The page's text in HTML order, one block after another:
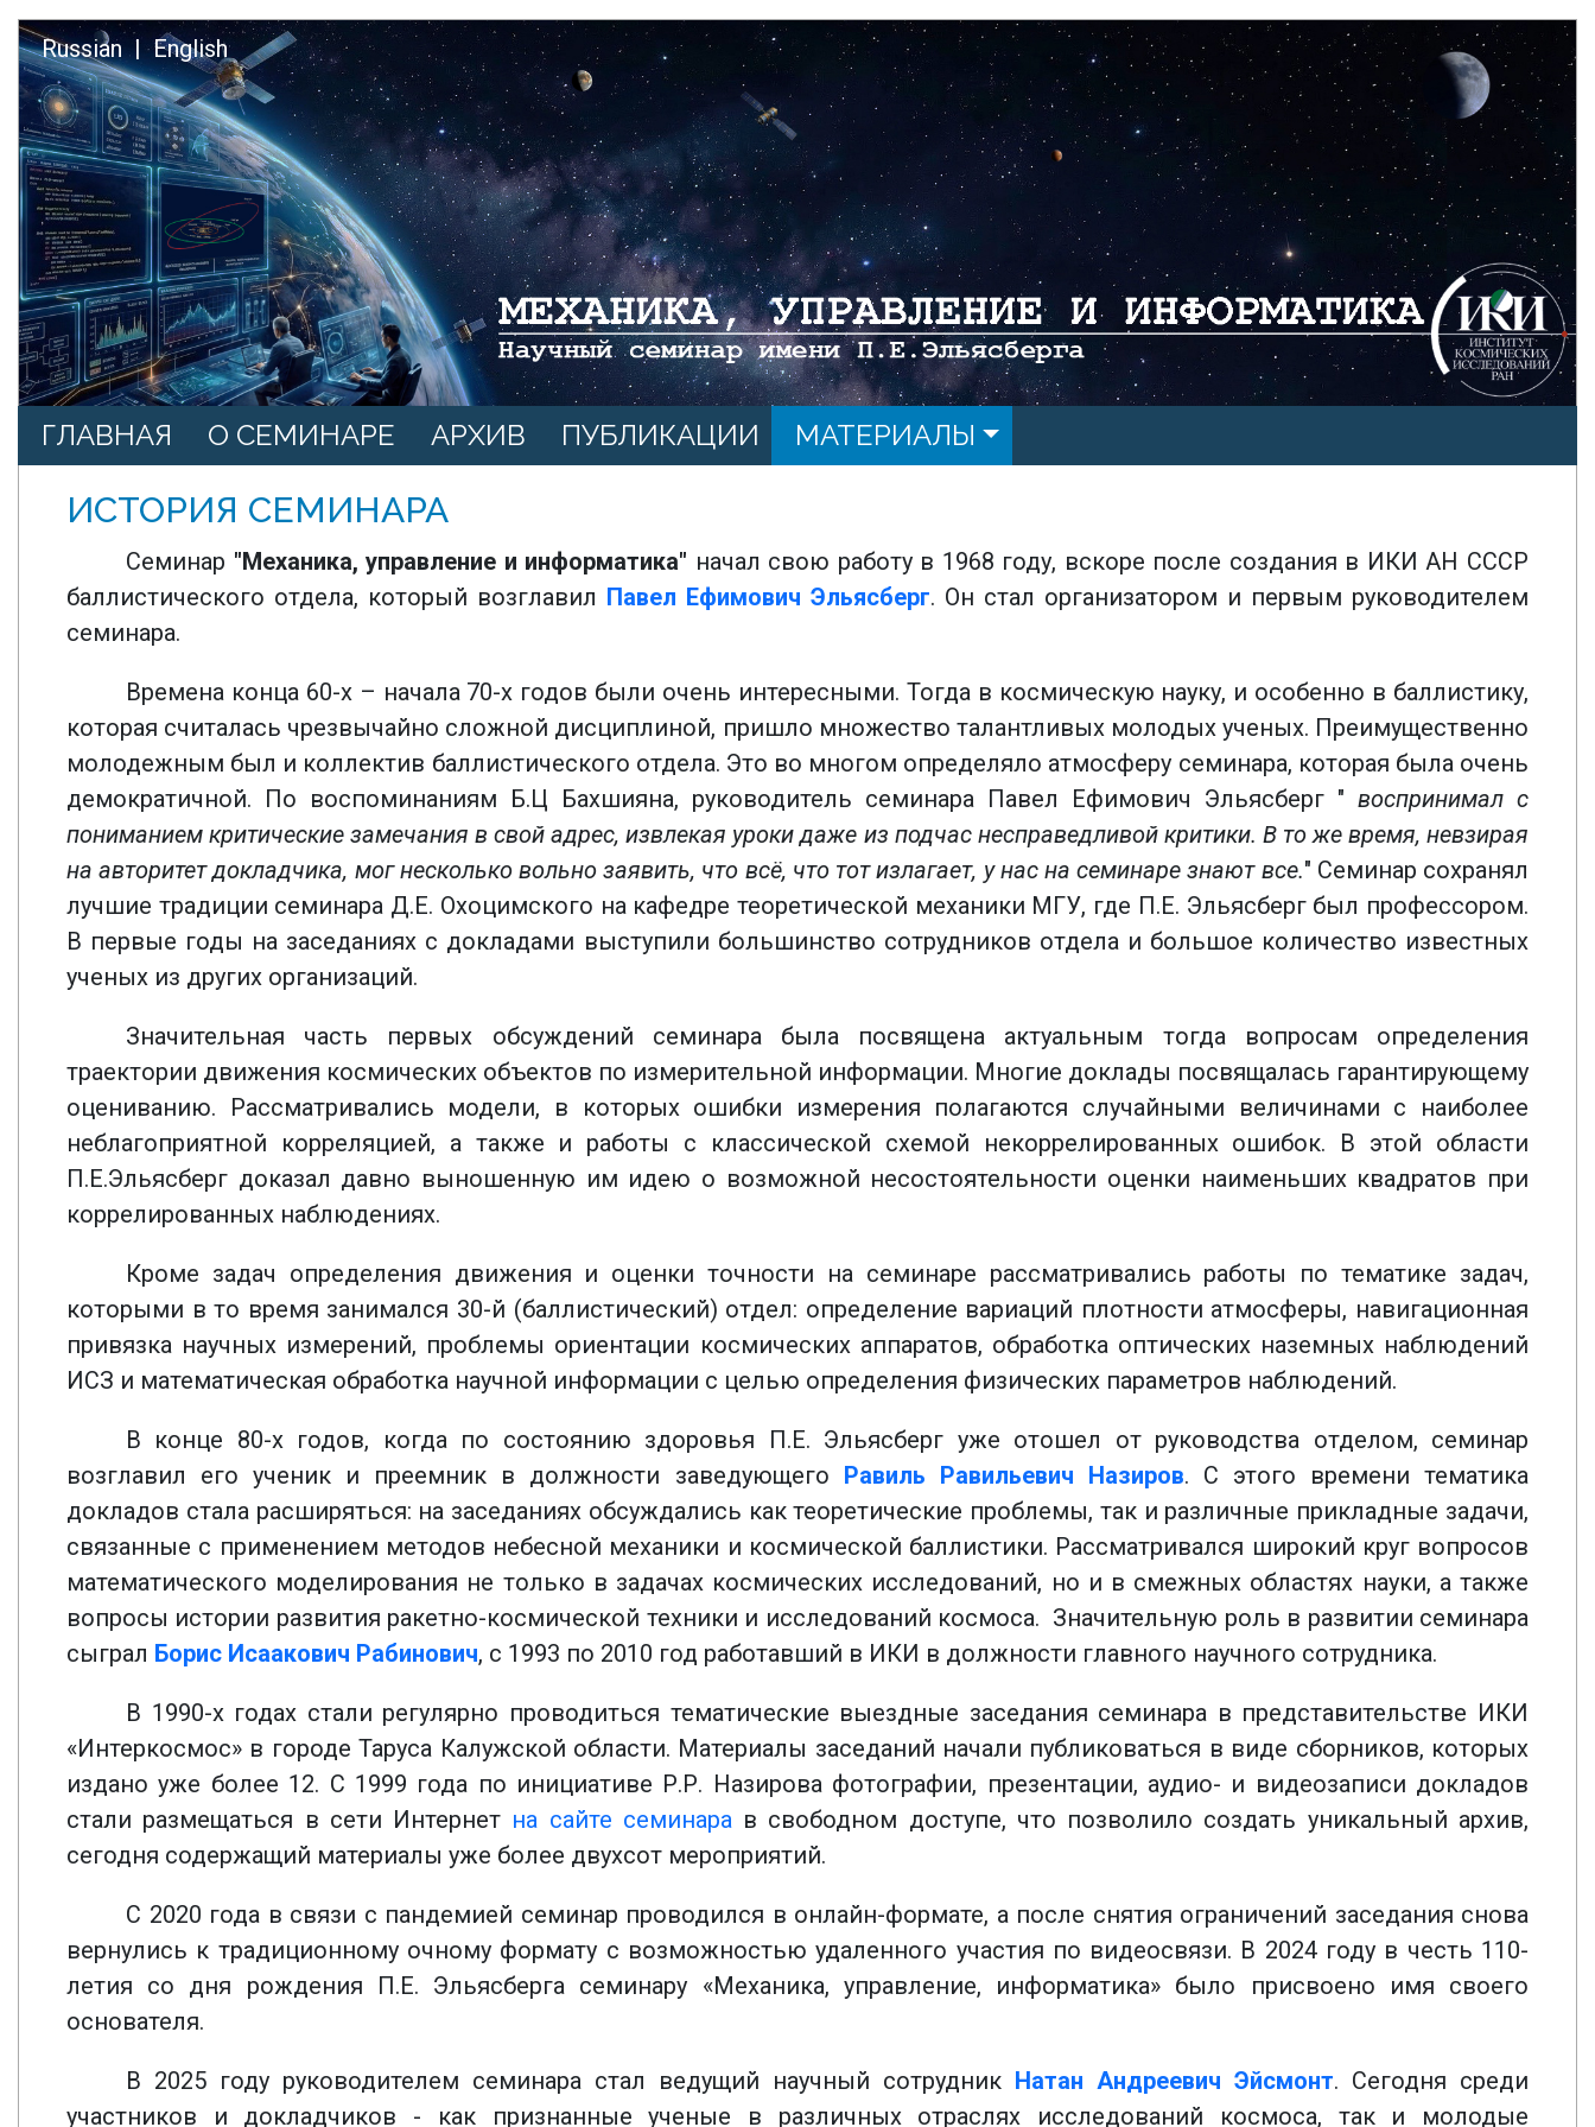
Перейти к основному содержанию
Russian English
Основная навигация
ГЛАВНАЯ О СЕМИНАРЕ АРХИВ ПУБЛИКАЦИИ МАТЕРИАЛЫ
ИСТОРИЯ СЕМИНАРА
Семинар "Механика, управление и информатика" начал свою работу в 1968 году, вскоре после создания в ИКИ АН СССР
баллистического отдела, который возглавил Павел Ефимович Эльясберг. Он стал организатором и первым руководителем
семинара.
Времена конца 60-х – начала 70-х годов были очень интересными. Тогда в космическую науку, и особенно в баллистику,
которая считалась чрезвычайно сложной дисциплиной, пришло множество талантливых молодых ученых. Преимущественно
молодежным был и коллектив баллистического отдела. Это во многом определяло атмосферу семинара, которая была очень
демократичной. По воспоминаниям Б.Ц Бахшияна, руководитель семинара Павел Ефимович Эльясберг " воспринимал с
пониманием критические замечания в свой адрес, извлекая уроки даже из подчас несправедливой критики. В то же время, невзирая
на авторитет докладчика, мог несколько вольно заявить, что всё, что тот излагает, у нас на семинаре знают все." Семинар сохранял
лучшие традиции семинара Д.Е. Охоцимского на кафедре теоретической механики МГУ, где П.Е. Эльясберг был профессором.
В первые годы на заседаниях с докладами выступили большинство сотрудников отдела и большое количество известных
ученых из других организаций.
Значительная часть первых обсуждений семинара была посвящена актуальным тогда вопросам определения
траектории движения космических объектов по измерительной информации. Многие доклады посвящалась гарантирующему
оцениванию. Рассматривались модели, в которых ошибки измерения полагаются случайными величинами с наиболее
неблагоприятной корреляцией, а также и работы с классической схемой некоррелированных ошибок. В этой области
П.Е.Эльясберг доказал давно выношенную им идею о возможной несостоятельности оценки наименьших квадратов при
коррелированных наблюдениях.
Кроме задач определения движения и оценки точности на семинаре рассматривались работы по тематике задач,
которыми в то время занимался 30-й (баллистический) отдел: определение вариаций плотности атмосферы, навигационная
привязка научных измерений, проблемы ориентации космических аппаратов, обработка оптических наземных наблюдений
ИСЗ и математическая обработка научной информации с целью определения физических параметров наблюдений.
В конце 80-х годов, когда по состоянию здоровья П.Е. Эльясберг уже отошел от руководства отделом, семинар
возглавил его ученик и преемник в должности заведующего
Равиль Равильевич Назиров. С этого времени тематика
докладов стала расширяться: на заседаниях обсуждались как теоретические проблемы, так и различные прикладные задачи,
связанные с применением методов небесной механики и космической баллистики. Рассматривался широкий круг вопросов
математического моделирования не только в задачах космических исследований, но и в смежных областях науки, а также
вопросы истории развития ракетно-космической техники и исследований космоса. Значительную роль в развитии семинара
сыграл Борис Исаакович Рабинович, с 1993 по 2010 год работавший в ИКИ в должности главного научного сотрудника.
В 1990-х годах стали регулярно проводиться тематические выездные заседания семинара в представительстве ИКИ
«Интеркосмос» в городе Таруса Калужской области. Материалы заседаний начали публиковаться в виде сборников, которых
издано уже более 12. С 1999 года по инициативе Р.Р. Назирова фотографии, презентации, аудио- и видеозаписи докладов
стали размещаться в сети Интернет на сайте семинарав свободном доступе, что позволило создать уникальный архив,
сегодня содержащий материалы уже более двухсот мероприятий.
С 2020 года в связи с пандемией семинар проводился в онлайн-формате, а после снятия ограничений заседания снова
вернулись к традиционному очному формату с возможностью удаленного участия по видеосвязи. В 2024 году в честь 110-
летия со дня рождения П.Е. Эльясберга семинару «Механика, управление, информатика» было присвоено имя своего
основателя.
В 2025 году руководителем семинара стал ведущий научный сотрудник Натан Андреевич Эйсмонт. Сегодня среди
участников и докладчиков - как признанные ученые в различных отраслях исследований космоса, так и молодые